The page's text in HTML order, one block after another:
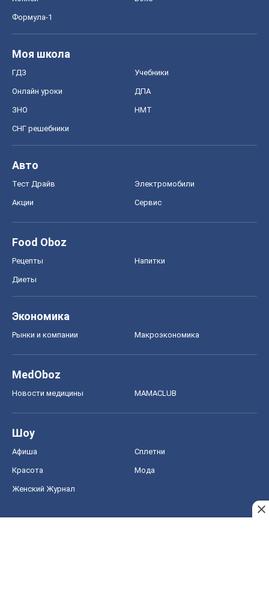
Формула-1
Моя школа
ГДЗ Учебники
Онлайн уроки ДПА
ЗНО НМТ
СНГ решебники
Авто
Тест Драйв Электромобили
Акции Сервис
Food Oboz
Рецепты Напитки
Диеты
Экономика
Рынки и компании Mакроэкономика
MedOboz
Новости медицины MAMACLUB
Шоу
Афиша Сплетни
Красота Мода
Женский Журнал